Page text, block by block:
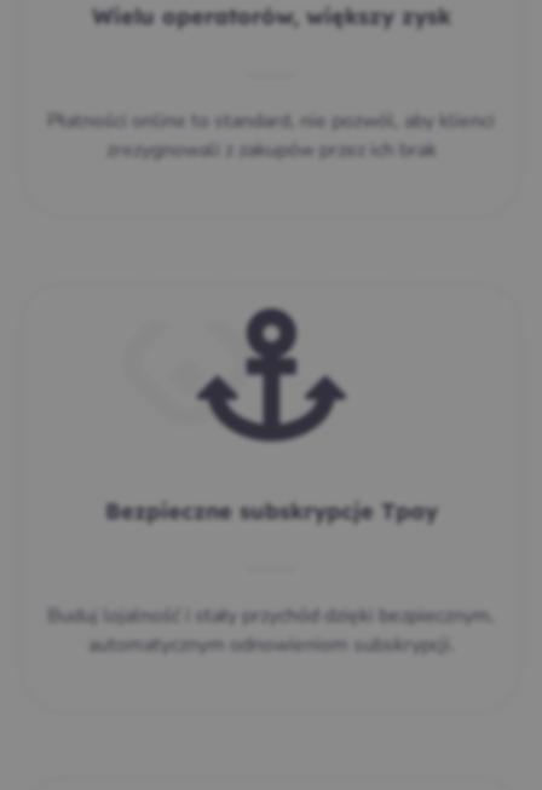
Wielu operatorów, większy zysk
Płatności online to standard, nie pozwól, aby klienci
zrezygnowali z zakupów przez ich brak
Bezpieczne subskrypcje Tpay
Buduj lojalność i stały przychód dzięki bezpiecznym,
automatycznym odnowieniom subskrypcji.